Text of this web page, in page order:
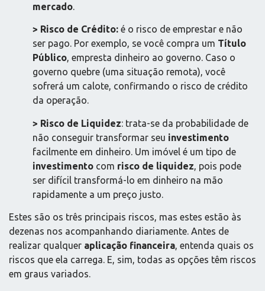
mercado.
> Risco de Crédito: é o risco de emprestar e não
ser pago. Por exemplo, se você compra um Título
Público, empresta dinheiro ao governo. Caso o
governo quebre (uma situação remota), você
sofrerá um calote, confirmando o risco de crédito
da operação.
> Risco de Liquidez: trata-se da probabilidade de
não conseguir transformar seu investimento
facilmente em dinheiro. Um imóvel é um tipo de
investimento com risco de liquidez , pois pode
ser difícil transformá-lo em dinheiro na mão
rapidamente a um preço justo.
Estes são os três principais riscos, mas estes estão às
dezenas nos acompanhando diariamente. Antes de
realizar qualquer aplicação financeira, entenda quais os
riscos que ela carrega. E, sim, todas as opções têm riscos
em graus variados.